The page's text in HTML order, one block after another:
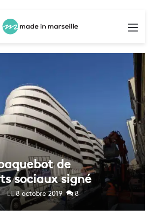
de
sociaux signé
8 octobre 2019 8